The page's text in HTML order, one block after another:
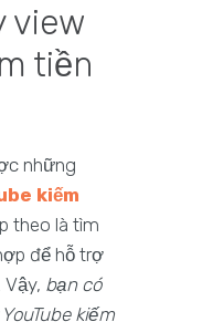
view
tiền
những
kiếm
theo là tìm
để hỗ trợ
Vậy, bạn có
kiếm